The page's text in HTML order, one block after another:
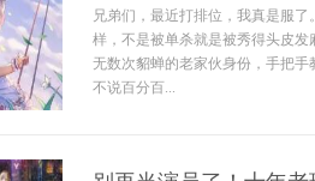
兄弟们，最近打排位，我真是服
样，不是被单杀就是被秀得头皮
无数次貂蝉的老家伙身份，手把
不说百分百...